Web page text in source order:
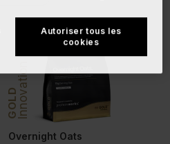
GOLDInnovation
Overnight Oats
Autoriser tous les
cookies